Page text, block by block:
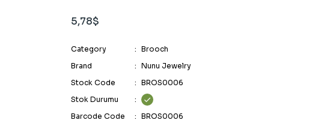
5,78$
Category
Brooch
Brand
Nunu Jewelry
Stock Code
BROS0006
Stok Durumu
Barcode Code
BROS0006